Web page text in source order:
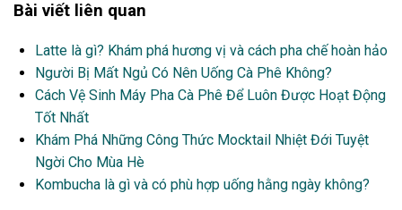
Bài viết liên quan
Latte là gì? Khám phá hương vị và cách pha chế hoàn hảo
Người Bị Mất Ngủ Có Nên Uống Cà Phê Không?
Cách Vệ Sinh Máy Pha Cà Phê Để Luôn Được Hoạt Động
Tốt Nhất
Khám Phá Những Công Thức Mocktail Nhiệt Đới Tuyệt
Ngời Cho Mùa Hè
Kombucha là gì và có phù hợp uống hằng ngày không?